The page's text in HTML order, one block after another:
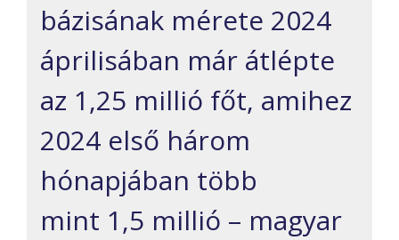
bázisának mérete 2024
áprilisában már átlépte
az 1,25 millió főt, amihez
2024 első három
hónapjában több
mint 1,5 millió – magyar